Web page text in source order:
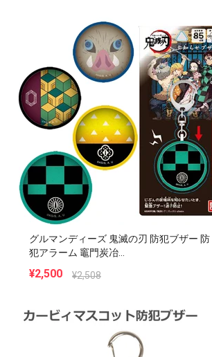
グルマンディーズ 鬼滅の刃 防犯ブザー 防
犯アラーム 竈門炭冶...
¥2,500 ¥2,508